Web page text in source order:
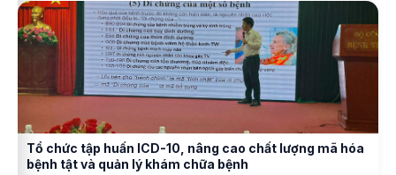
Tổ chức tập huấn ICD-10, nâng cao chất lượng mã hóa
bệnh tật và quản lý khám chữa bệnh